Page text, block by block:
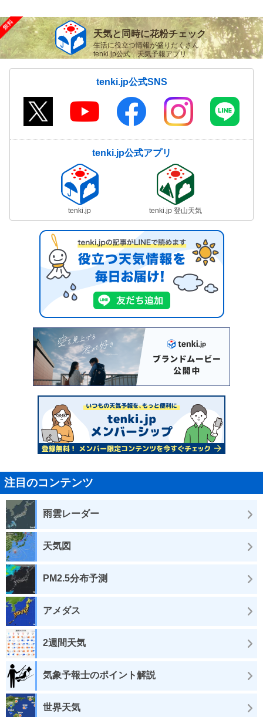
天気と同時に花粉チェック
生活に役立つ情報が盛りだくさん
tenki.jp公式 天気予報アプリ
tenki.jp公式SNS
tenki.jp公式アプリ
tenki.jp tenki.jp 登山天気
注目のコンテンツ
雨雲レーダー
天気図
PM2.5分布予測
アメダス
2週間天気
気象予報士のポイント解説
世界天気